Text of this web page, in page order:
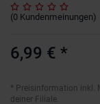
(0 Kundenmeinungen)
6,99 € *
* Preisinformation inkl.
deiner Filiale.